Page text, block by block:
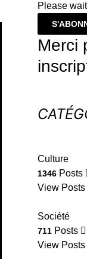
Please
Merci
Culture
1346 Posts
View Posts
Société
711 Posts
View Posts